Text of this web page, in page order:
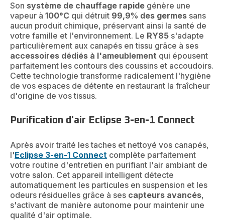
Son système de chauffage rapide génère une
vapeur à 100°C qui détruit 99,9% des germes sans
aucun produit chimique, préservant ainsi la santé de
votre famille et l'environnement. Le RY85 s'adapte
particulièrement aux canapés en tissu grâce à ses
accessoires dédiés à l'ameublement qui épousent
parfaitement les contours des coussins et accoudoirs.
Cette technologie transforme radicalement l'hygiène
de vos espaces de détente en restaurant la fraîcheur
d'origine de vos tissus.
Purification d'air Eclipse 3-en-1 Connect
Après avoir traité les taches et nettoyé vos canapés,
l'Eclipse 3-en-1 Connect complète parfaitement
votre routine d'entretien en purifiant l'air ambiant de
votre salon. Cet appareil intelligent détecte
automatiquement les particules en suspension et les
odeurs résiduelles grâce à ses capteurs avancés,
s'activant de manière autonome pour maintenir une
qualité d'air optimale.